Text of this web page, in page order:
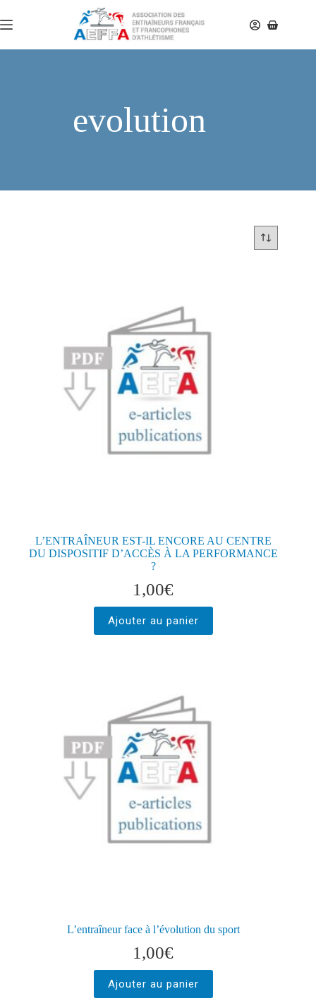
evolution
L’ENTRAÎNEUR EST-IL ENCORE AU CENTRE
DU DISPOSITIF D’ACCÈS À LA PERFORMANCE
?
1,00€
Ajouter au panier
L’entraîneur face à l’évolution du sport
1,00€
Ajouter au panier